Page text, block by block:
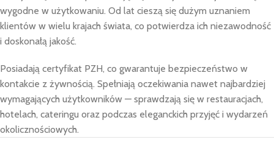
wygodne w użytkowaniu. Od lat cieszą się dużym uznaniem
klientów w wielu krajach świata, co potwierdza ich niezawodność
i doskonałą jakość.
Posiadają certyfikat PZH, co gwarantuje bezpieczeństwo w
kontakcie z żywnością. Spełniają oczekiwania nawet najbardziej
wymagających użytkowników — sprawdzają się w restauracjach,
hotelach, cateringu oraz podczas eleganckich przyjęć i wydarzeń
okolicznościowych.